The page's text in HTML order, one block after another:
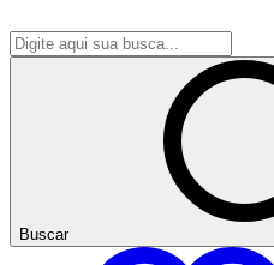
Buscar